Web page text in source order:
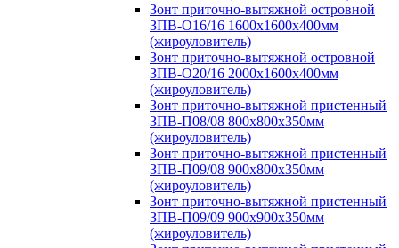
Зонт приточно-вытяжной островной
ЗПВ-О16/16 1600х1600х400мм
(жироуловитель)
Зонт приточно-вытяжной островной
ЗПВ-О20/16 2000х1600х400мм
(жироуловитель)
Зонт приточно-вытяжной пристенный
ЗПВ-П08/08 800х800х350мм
(жироуловитель)
Зонт приточно-вытяжной пристенный
ЗПВ-П09/08 900х800х350мм
(жироуловитель)
Зонт приточно-вытяжной пристенный
ЗПВ-П09/09 900х900х350мм
(жироуловитель)